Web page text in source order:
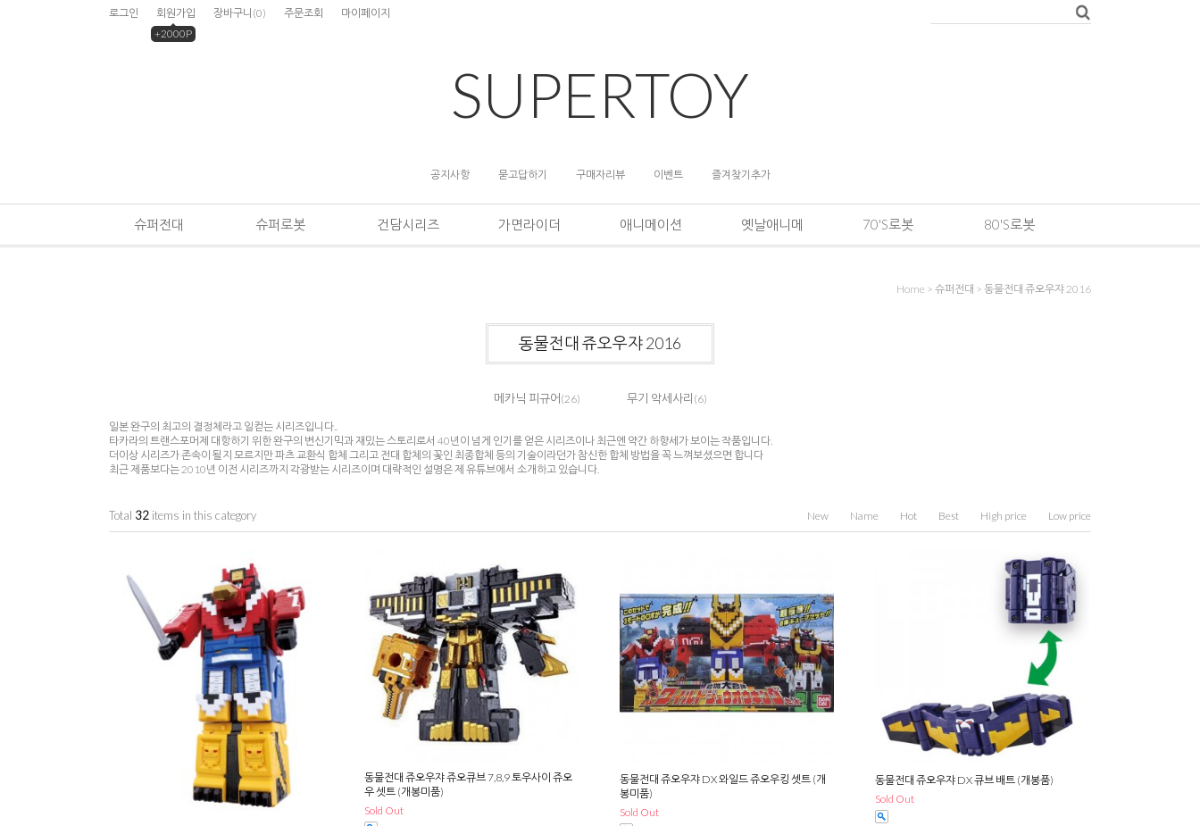
로그인
회원가입
+2000P
장바구니 (0) 주문조회 마이페이지
SUPERTOY
공지사항 묻고답하기 구매자리뷰 이벤트 즐겨찾기추가
슈퍼전대 슈퍼로봇 건담시리즈 가면라이더 애니메이션 옛날애니메 70'S로봇 80'S로봇
Home > 슈퍼전대 > 동물전대 쥬오우쟈 2016
동물전대 쥬오우쟈 2016
메카닉 피규어 (26) 무기 악세사리 (6)
일본 완구의 최고의 결정체라고 일컫는 시리즈입니다..
타카라의 트랜스포머제 대항하기 위한 완구의 변신기믹과 재밌는 스토리로서 40년이 넘게 인기를 얻은 시리즈이나 최근엔 약간 하향세가 보이는 작품입니다.
더이상 시리즈가 존속이 될지 모르지만 파츠 교환식 합체 그리고 전대 합체의 꽃인 최종합체 등의 기술이라던가 참신한 합체 방법을 꼭 느껴보셨으면 합니다
최근 제품보다는 2010년 이전 시리즈까지 각광받는 시리즈이며 대략적인 설명은 제 유튜브에서 소개하고 있습니다.
Total 32 items in this category New Name Hot Best High price Low price
동물전대 쥬오우쟈 쥬오큐브 7,8,9 토우사이 쥬오
우 셋트 (개봉미품)
Sold Out
동물전대 쥬오우쟈 DX 와일드 쥬오우킹 셋트 (개
봉미품)
Sold Out
동물전대 쥬오우쟈 DX 큐브 배트 (개봉품)
Sold Out